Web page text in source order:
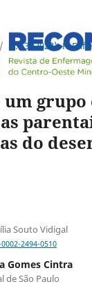
/ v. 13 (2023): R.
um
do
Souto Vidigal
2494-0510
Gomes Cintra
de São Paulo